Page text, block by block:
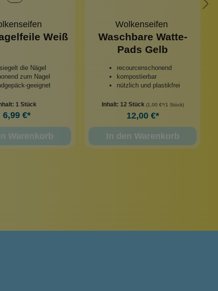
Weiß
die Nägel
zum Nagel
geeignet
1 Stück
6,99 €*
Warenkorb
Wolkenseifen
Waschbare Watte-
Pads Gelb
recourcenschonend
kompostierbar
nützlich und plastikfrei
Inhalt: 12 Stück (1,00 €*/1 Stück)
12,00 €*
In den Warenkorb